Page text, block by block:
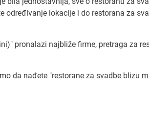
određivanje lokacije i do restorana za
pronalazi najbliže firme, pretraga za
da nađete "restorane za svadbe blizu